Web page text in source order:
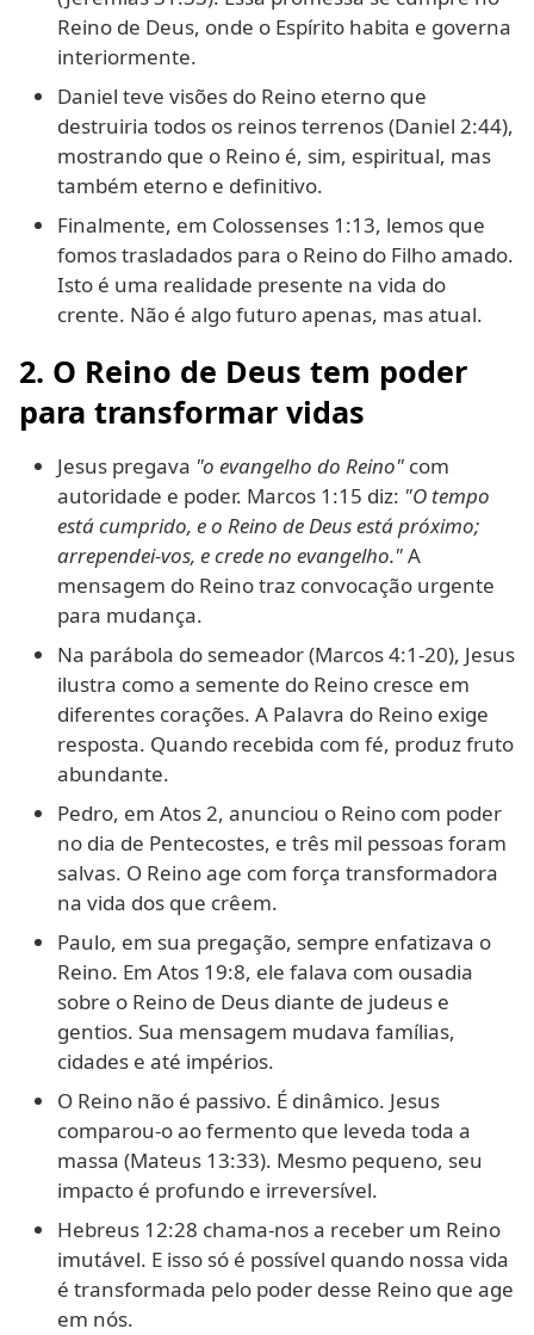
Reino de Deus, onde o Espírito habita e governa
interiormente.
Daniel teve visões do Reino eterno que
destruiria todos os reinos terrenos (Daniel 2:44),
mostrando que o Reino é, sim, espiritual, mas
também eterno e definitivo.
Finalmente, em Colossenses 1:13, lemos que
fomos trasladados para o Reino do Filho amado.
Isto é uma realidade presente na vida do
crente. Não é algo futuro apenas, mas atual.
2. O Reino de Deus tem poder
para transformar vidas
Jesus pregava "o evangelho do Reino" com
autoridade e poder. Marcos 1:15 diz: "O tempo
está cumprido, e o Reino de Deus está próximo;
arrependei-vos, e crede no evangelho."A
mensagem do Reino traz convocação urgente
para mudança.
Na parábola do semeador (Marcos 4:1-20), Jesus
ilustra como a semente do Reino cresce em
diferentes corações. A Palavra do Reino exige
resposta. Quando recebida com fé, produz fruto
abundante.
Pedro, em Atos 2, anunciou o Reino com poder
no dia de Pentecostes, e três mil pessoas foram
salvas. O Reino age com força transformadora
na vida dos que crêem.
Paulo, em sua pregação, sempre enfatizava o
Reino. Em Atos 19:8, ele falava com ousadia
sobre o Reino de Deus diante de judeus e
gentios. Sua mensagem mudava famílias,
cidades e até impérios.
O Reino não é passivo. É dinâmico. Jesus
comparou-o ao fermento que leveda toda a
massa (Mateus 13:33). Mesmo pequeno, seu
impacto é profundo e irreversível.
Hebreus 12:28 chama-nos a receber um Reino
imutável. E isso só é possível quando nossa vida
é transformada pelo poder desse Reino que age
em nós.